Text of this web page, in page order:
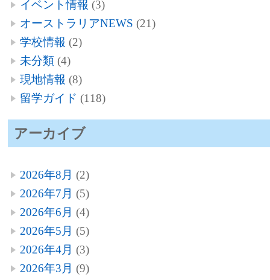
イベント情報 (3)
オーストラリアNEWS (21)
学校情報 (2)
未分類(4)
現地情報 (8)
留学ガイド (118)
アーカイブ
2026年8月 (2)
2026年7月 (5)
2026年6月 (4)
2026年5月 (5)
2026年4月 (3)
2026年3月 (9)